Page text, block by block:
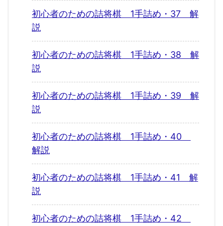
初心者のための詰将棋 1手詰め・37 解
説
初心者のための詰将棋 1手詰め・38 解
説
初心者のための詰将棋 1手詰め・39 解
説
初心者のための詰将棋 1手詰め・40
解説
初心者のための詰将棋 1手詰め・41 解
説
初心者のための詰将棋 1手詰め・42